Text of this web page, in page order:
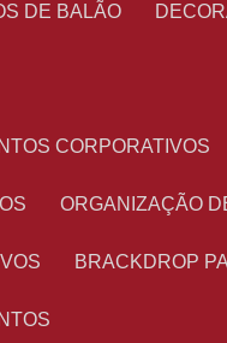
DE BALÃO
CORPORATIVOS
ORGANIZAÇÃO
BRACKDROP